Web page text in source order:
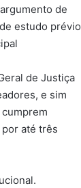
de
estudo prévio
de Justiça
e sim
até três